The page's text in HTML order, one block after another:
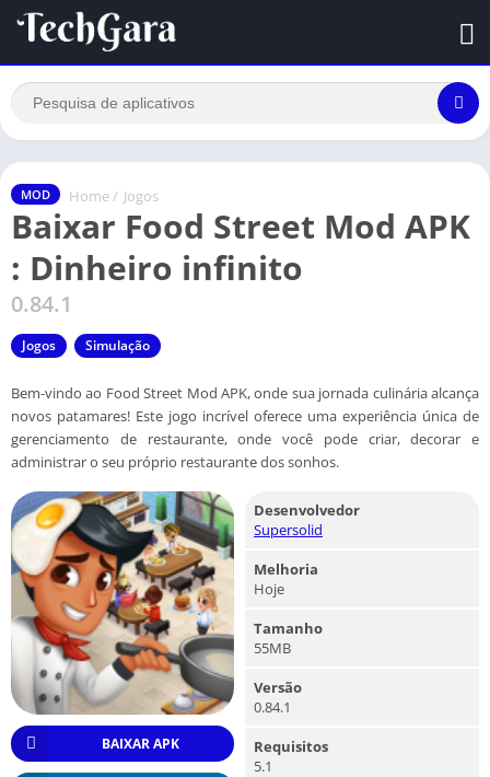
MOD Home / Jogos
Baixar Food Street Mod APK
: Dinheiro infinito
0.84.1
Jogos Simulação
Bem-vindo ao Food Street Mod APK, onde sua jornada culinária alcança
novos patamares! Este jogo incrível oferece uma experiência única de
gerenciamento de restaurante, onde você pode criar, decorar e
administrar o seu próprio restaurante dos sonhos.
BAIXAR APK
Desenvolvedor
Supersolid
Melhoria
Hoje
Tamanho
55MB
Versão
0.84.1
Requisitos
5.1